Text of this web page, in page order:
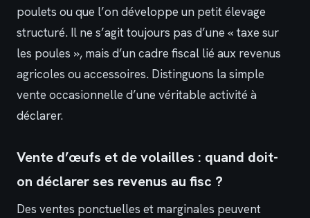
poulets ou que l’on développe un petit élevage
structuré. Il ne s’agit toujours pas d’une « taxe sur
les poules », mais d’un cadre fiscal lié aux revenus
agricoles ou accessoires. Distinguons la simple
vente occasionnelle d’une véritable activité à
déclarer.
Vente d’œufs et de volailles : quand doit-
on déclarer ses revenus au fisc ?
Des ventes ponctuelles et marginales peuvent